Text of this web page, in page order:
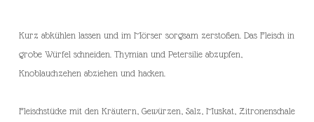
Kurz abkühlen lassen und im Mörser sorgsam zerstoßen. Das Fleisch in
grobe Würfel schneiden. Thymian und Petersilie abzupfen,
Knoblauchzehen abziehen und hacken.
Fleischstücke mit den Kräutern, Gewürzen, Salz, Muskat, Zitronenschale